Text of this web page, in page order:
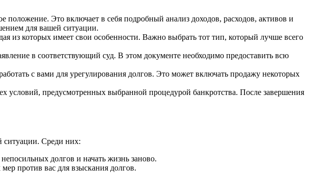
положение. Это включает в себя подробный анализ доходов, расходов, активов и
для вашей ситуации.
из которых имеет свои особенности. Важно выбрать тот тип, который лучше всего
в соответствующий суд. В этом документе необходимо предоставить всю
с вами для урегулирования долгов. Это может включать продажу некоторых
условий, предусмотренных выбранной процедурой банкротства. После завершения
ситуации. Среди них:
долгов и начать жизнь заново.
против вас для взыскания долгов.